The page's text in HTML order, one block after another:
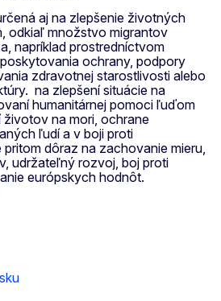
aj na zlepšenie životných
odkiaľ množstvo migrantov
napríklad prostredníctvom
ochrany, podpory
zdravotnej starostlivosti alebo
na zlepšení situácie na
humanitárnej pomoci ľuďom
na mori, ochrane
ľudí a v boji proti
dôraz na zachovanie mieru,
udržateľný rozvoj, boj proti
európskych hodnôt.